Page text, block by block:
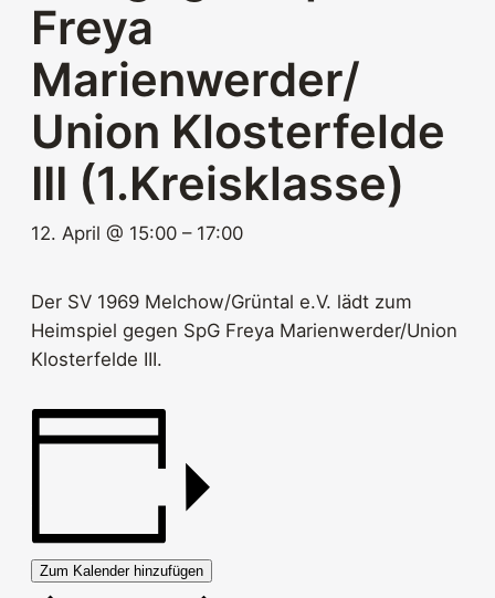
Freya
Marienwerder/​
Union Klosterfelde
III (1.Kreisklasse)
12. April @ 15:00 – 17:00
Der SV 1969 Melchow/Grüntal e.V. lädt zum
Heimspiel gegen SpG Freya Marienwerder/​Union
Klosterfelde III.
Zum Kalender hinzufügen